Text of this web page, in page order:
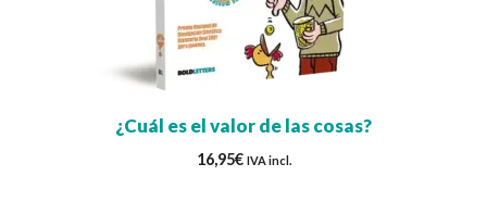
¿Cuál es el valor de las cosas?
16,95€ IVA incl.